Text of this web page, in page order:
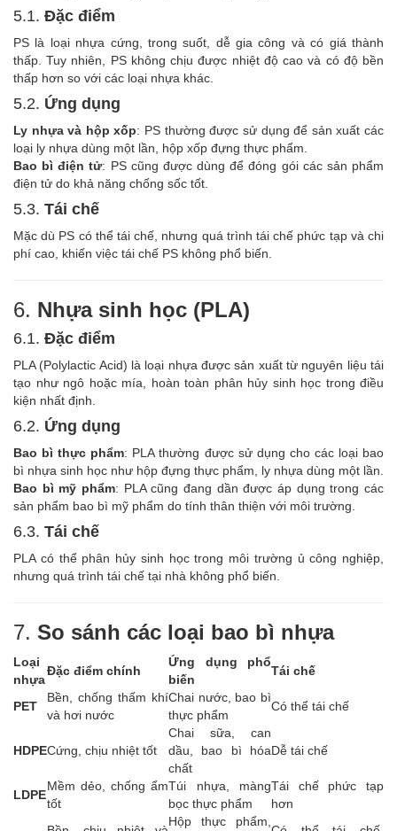
5.1. Đặc điểm
PS là loại nhựa cứng, trong suốt, dễ gia công và có giá thành
thấp. Tuy nhiên, PS không chịu được nhiệt độ cao và có độ bền
thấp hơn so với các loại nhựa khác.
5.2. Ứng dụng
Ly nhựa và hộp xốp: PS thường được sử dụng để sản xuất các
loại ly nhựa dùng một lần, hộp xốp đựng thực phẩm.
Bao bì điện tử: PS cũng được dùng để đóng gói các sản phẩm
điện tử do khả năng chống sốc tốt.
5.3. Tái chế
Mặc dù PS có thể tái chế, nhưng quá trình tái chế phức tạp và chi
phí cao, khiến việc tái chế PS không phổ biến.
6. Nhựa sinh học (PLA)
6.1. Đặc điểm
PLA (Polylactic Acid) là loại nhựa được sản xuất từ nguyên liệu tái
tạo như ngô hoặc mía, hoàn toàn phân hủy sinh học trong điều
kiện nhất định.
6.2. Ứng dụng
Bao bì thực phẩm: PLA thường được sử dụng cho các loại bao
bì nhựa sinh học như hộp đựng thực phẩm, ly nhựa dùng một lần.
Bao bì mỹ phẩm: PLA cũng đang dần được áp dụng trong các
sản phẩm bao bì mỹ phẩm do tính thân thiện với môi trường.
6.3. Tái chế
PLA có thể phân hủy sinh học trong môi trường ủ công nghiệp,
nhưng quá trình tái chế tại nhà không phổ biến.
7. So sánh các loại bao bì nhựa
Loại
nhựa
Đặc điểm chính
Ứng dụng phổ
biến
Tái chế
PET
Bền, chống thấm khí
và hơi nước
Chai nước, bao bì
thực phẩm
Có thể tái chế
HDPECứng, chịu nhiệt tốt
Chai sữa, can
dầu, bao bì hóa
chất
Dễ tái chế
LDPE
Mềm dẻo, chống ẩm
tốt
Túi nhựa, màng
bọc thực phẩm
Tái chế phức tạp
hơn
Hộp thực phẩm,